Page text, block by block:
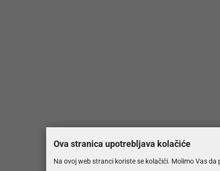
Ova stranica upotrebljava kolačiće
Na ovoj web stranci koriste se kolačići. Molimo Vas